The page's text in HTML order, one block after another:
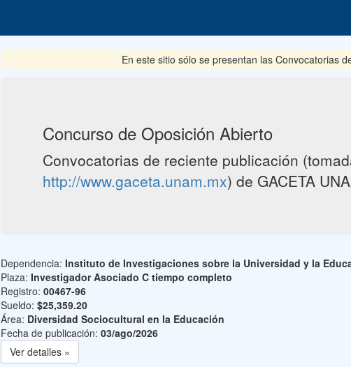
En este sitio sólo se presentan las Convocatorias del
Concurso de Oposición Abierto
Convocatorias de reciente publicación
http://www.gaceta.unam.mx) de GACETA
Dependencia: Instituto de Investigaciones sobre la Universidad y la
Plaza: Investigador Asociado C tiempo completo
Registro: 00467-96
Sueldo: $25,359.20
Área: Diversidad Sociocultural en la Educación
Fecha de publicación: 03/ago/2026
Ver detalles »